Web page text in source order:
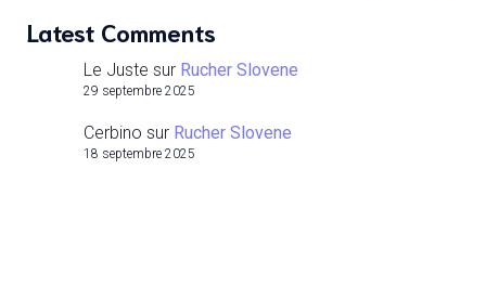
Latest Comments
Le Juste sur Rucher Slovene
29 septembre 2025
Cerbino sur Rucher Slovene
18 septembre 2025